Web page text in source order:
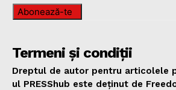
Abonează-te
Termeni și condiții
Dreptul de autor pentru articolele
ul PRESShub este deținut de